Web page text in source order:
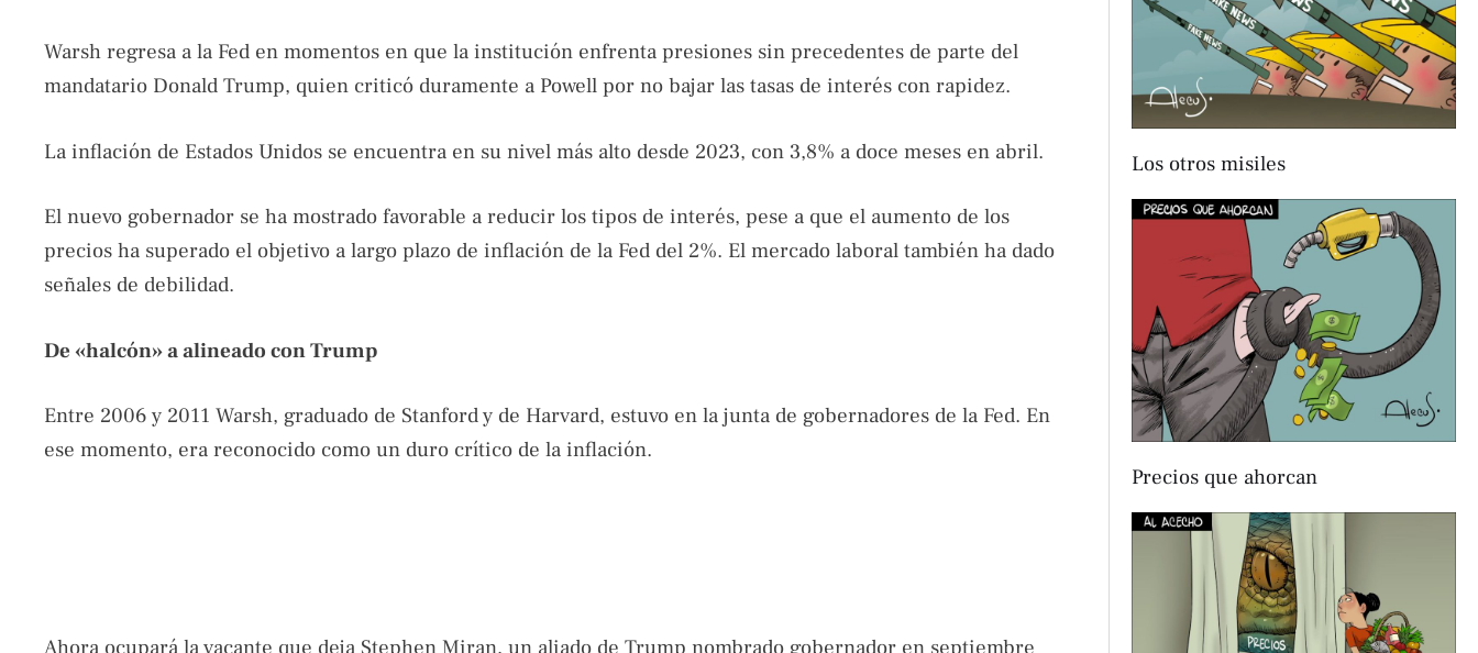
Warsh regresa a la Fed en momentos en que la institución enfrenta presiones sin precedentes de parte del
mandatario Donald Trump, quien criticó duramente a Powell por no bajar las tasas de interés con rapidez.
La inflación de Estados Unidos se encuentra en su nivel más alto desde 2023, con 3,8% a doce meses en abril.
El nuevo gobernador se ha mostrado favorable a reducir los tipos de interés, pese a que el aumento de los
precios ha superado el objetivo a largo plazo de inflación de la Fed del 2%. El mercado laboral también ha dado
señales de debilidad.
De «halcón» a alineado con Trump
Entre 2006 y 2011 Warsh, graduado de Stanford y de Harvard, estuvo en la junta de gobernadores de la Fed. En
ese momento, era reconocido como un duro crítico de la inflación.
Ahora ocupará la vacante que deja Stephen Miran, un aliado de Trump nombrado gobernador en septiembre
Los otros misiles
Precios que ahorcan